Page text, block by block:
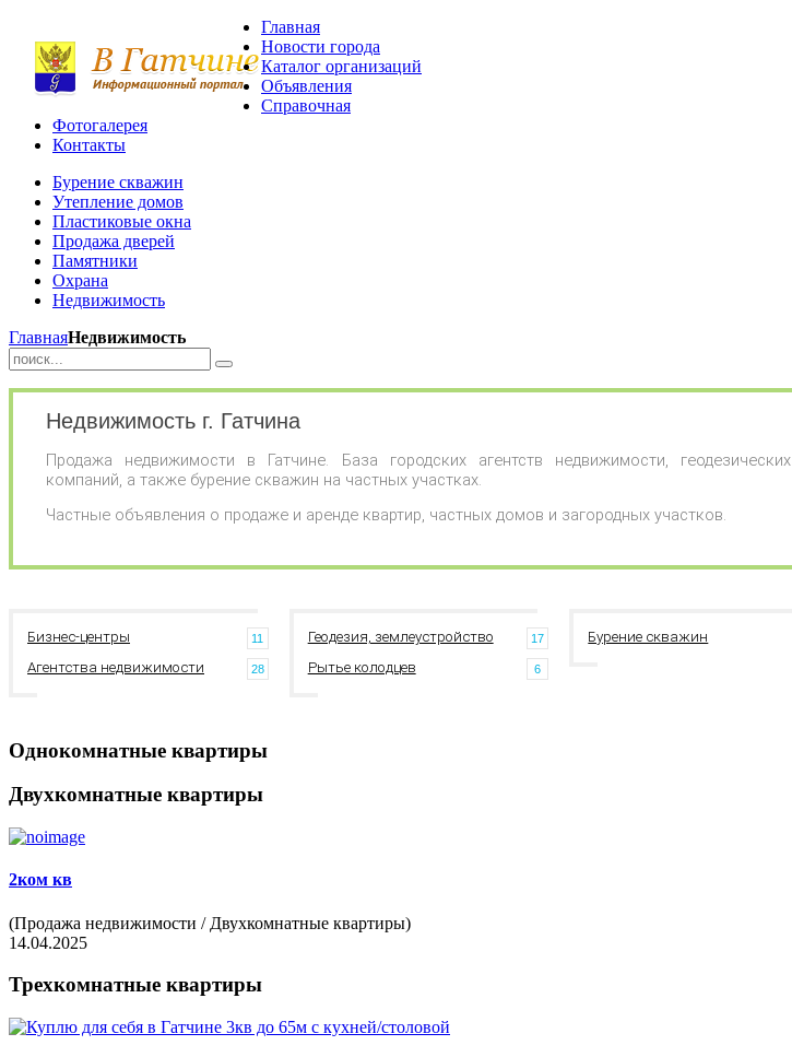
Главная
Новости города
Каталог организаций
Объявления
Справочная
Фотогалерея
Контакты
Бурение скважин
Утепление домов
Пластиковые окна
Продажа дверей
Памятники
Охрана
Недвижимость
ГлавнаяНедвижимость
Недвижимость г. Гатчина
Продажа недвижимости в Гатчине. База городских агентств недвижимости, геодезических
компаний, а также бурение скважин на частных участках.
Частные объявления о продаже и аренде квартир, частных домов и загородных участков.
Бизнес-центры 11
Агентства недвижимости 28
Геодезия, землеустройство 17
Рытье колодцев 6
Бурение скважин
Однокомнатные квартиры
Двухкомнатные квартиры
2ком кв
(Продажа недвижимости / Двухкомнатные квартиры)
14.04.2025
Трехкомнатные квартиры